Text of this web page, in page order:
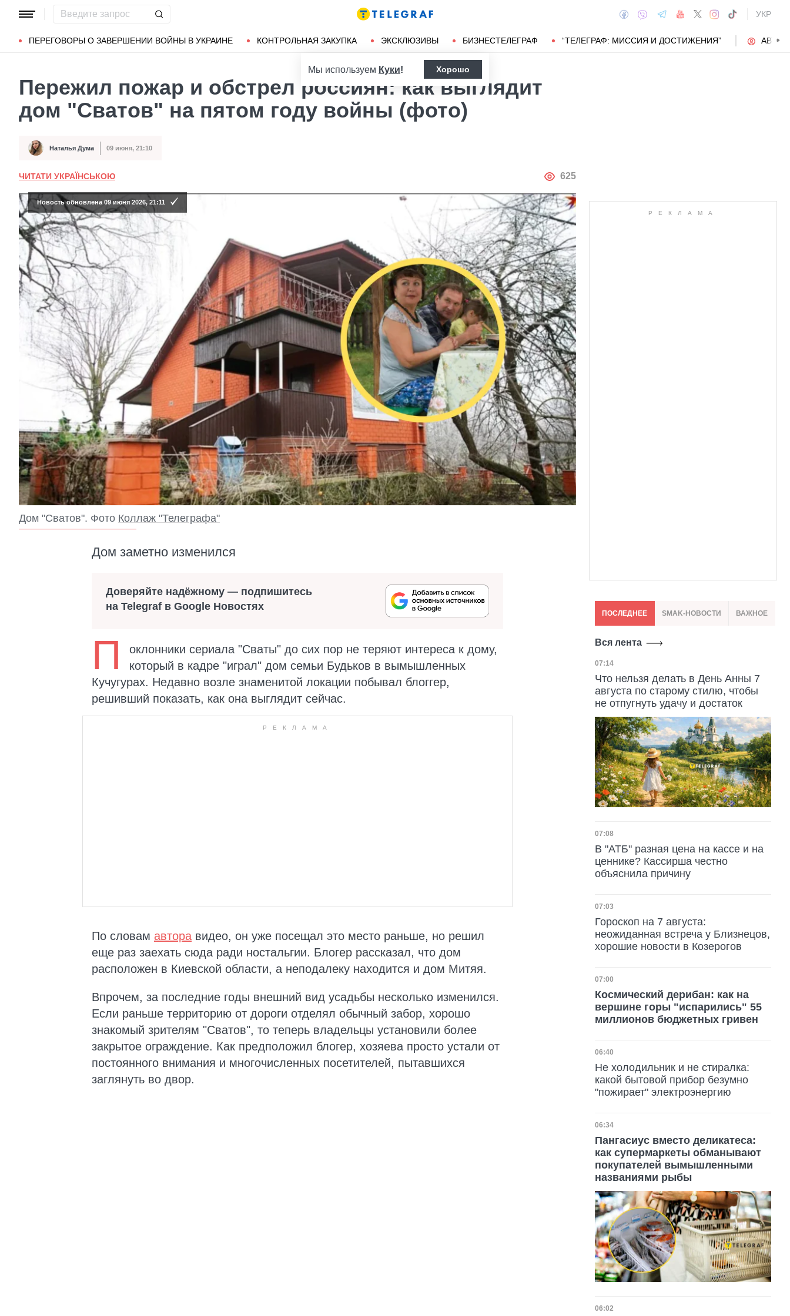
УКР
ПЕРЕГОВОРЫ О ЗАВЕРШЕНИИ ВОЙНЫ В УКРАИНЕ КОНТРОЛЬНАЯ ЗАКУПКА ЭКСКЛЮЗИВЫ БИЗНЕСТЕЛЕГРАФ “ТЕЛЕГРАФ: МИССИЯ И ДОСТИЖЕНИЯ”
Популярные запросы Мариуполь
Мы используем Куки! Хорошо
Пережил пожар и обстрел россиян: как выглядит
дом "Сватов" на пятом году войны (фото)
Автор Наталья Дума
Дата публикации 09 июня, 21:10
ЧИТАТИ УКРАЇНСЬКОЮ АВТОР
625
Новость обновлена 09 июня 2026, 21:11
Дом "Сватов". Фото Коллаж "Телеграфа"
Дом заметно изменился
Доверяйте надёжному — подпишитесь
на Telegraf в Google Новостях
П
оклонники сериала "Сваты" до сих пор не теряют интереса к дому,
который в кадре "играл" дом семьи Будьков в вымышленных
Кучугурах. Недавно возле знаменитой локации побывал блоггер,
решивший показать, как она выглядит сейчас.
По словам автора видео, он уже посещал это место раньше, но решил
еще раз заехать сюда ради ностальгии. Блогер рассказал, что дом
расположен в Киевской области, а неподалеку находится и дом Митяя.
Впрочем, за последние годы внешний вид усадьбы несколько изменился.
Если раньше территорию от дороги отделял обычный забор, хорошо
знакомый зрителям "Сватов", то теперь владельцы установили более
закрытое ограждение. Как предположил блогер, хозяева просто устали от
постоянного внимания и многочисленных посетителей, пытавшихся
заглянуть во двор.
ПОСЛЕДНЕЕ SMAK-НОВОСТИ ВАЖНОЕ
Вся лента
Дата публикации
07:14
Что нельзя делать в День Анны 7
августа по старому стилю, чтобы
не отпугнуть удачу и достаток
Дата публикации
07:08
В "АТБ" разная цена на кассе и на
ценнике? Кассирша честно
объяснила причину
Дата публикации
07:03
Гороскоп на 7 августа:
неожиданная встреча у Близнецов,
хорошие новости в Козерогов
Дата публикации
07:00
Космический дерибан: как на
вершине горы "испарились" 55
миллионов бюджетных гривен
Дата публикации
06:40
Не холодильник и не стиралка:
какой бытовой прибор безумно
"пожирает" электроэнергию
Дата публикации
06:34
Пангасиус вместо деликатеса:
как супермаркеты обманывают
покупателей вымышленными
названиями рыбы
Дата публикации
06:02